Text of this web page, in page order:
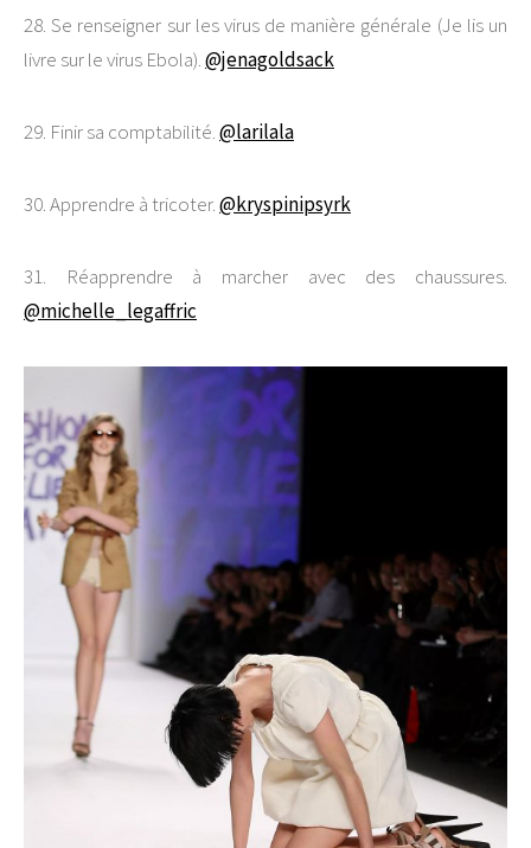
28. Se renseigner sur les virus de manière générale (Je lis un
livre sur le virus Ebola).@jenagoldsack
29. Finir sa comptabilité.@larilala
30. Apprendre à tricoter.@kryspinipsyrk
31. Réapprendre à marcher avec des chaussures.
@michelle_legaffric